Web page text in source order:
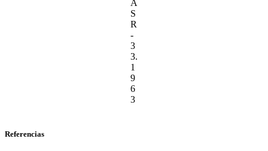
A
S
R
-
3
3.
1
9
6
3
Referencias